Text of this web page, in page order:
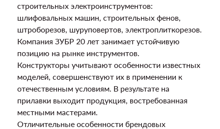
строительных электроинструментов:
шлифовальных машин, строительных фенов,
штроборезов, шуруповертов, электроплиткорезов.
Компания ЗУБР 20 лет занимает устойчивую
позицию на рынке инструментов.
Конструкторы учитывают особенности известных
моделей, совершенствуют их в применении к
отечественным условиям. В результате на
прилавки выходит продукция, востребованная
местными мастерами.
Отличительные особенности брендовых